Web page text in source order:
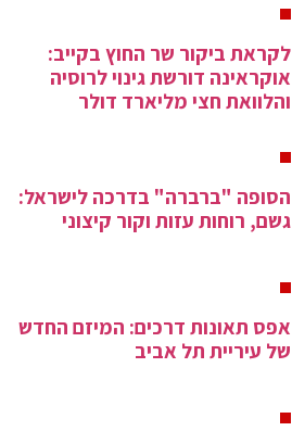
לקראת ביקור שר החוץ בקייב:
אוקראינה דורשת גינוי לרוסיה
והלוואת חצי מליארד דולר
הסופה "ברברה" בדרכה לישראל:
גשם, רוחות עזות וקור קיצוני
אפס תאונות דרכים: המיזם החדש
של עיריית תל אביב